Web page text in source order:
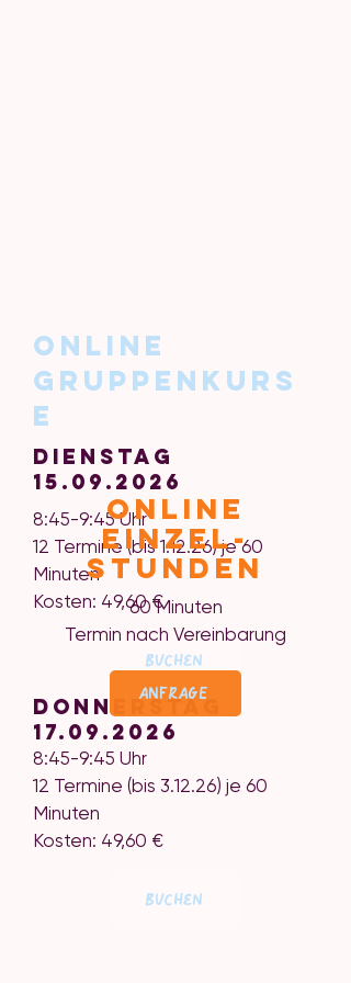
Online
Gruppenkurs
E
Dienstag
15.09.2026
8:45-9:45 Uhr
12 Termine (bis 1.12.26) je 60
Minuten
Kosten: 49,60 €
Buchen
Donnerstag
17.09.2026
8:45-9:45 Uhr
12 Termine (bis 3.12.26) je 60
Minuten
Kosten: 49,60 €
Buchen
Online
Einzel-
stunden
60 Minuten
Termin nach Vereinbarung
ANFRAGE